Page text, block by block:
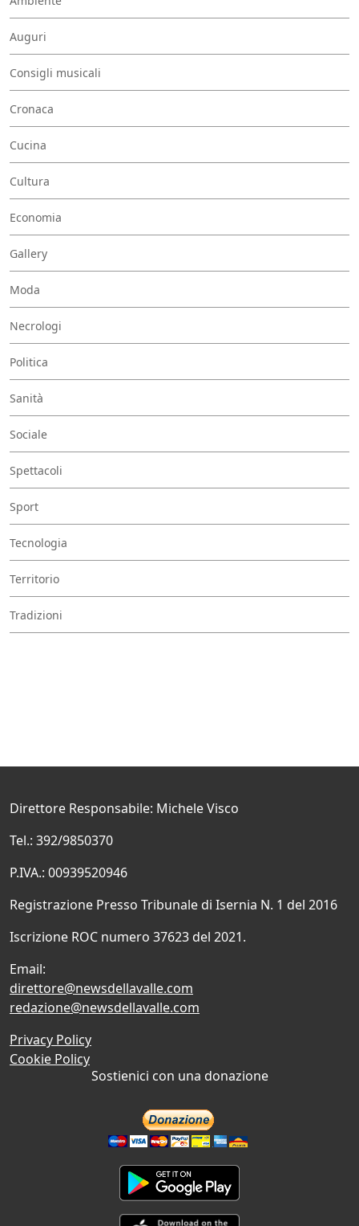
Auguri
Consigli musicali
Cronaca
Cucina
Cultura
Economia
Gallery
Moda
Necrologi
Politica
Sanità
Sociale
Spettacoli
Sport
Tecnologia
Territorio
Tradizioni
Direttore Responsabile: Michele Visco
Tel.: 392/9850370
P.IVA.: 00939520946
Registrazione Presso Tribunale di Isernia N. 1 del 2016
Iscrizione ROC numero 37623 del 2021.
Email:
direttore@newsdellavalle.com
redazione@newsdellavalle.com
Privacy Policy
Cookie Policy
Sostienici con una donazione